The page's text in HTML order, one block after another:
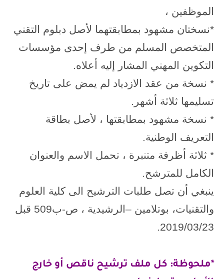
الموظفين ،
*نسختان مشهود بمطابقتهما لأصل دبلوم التقني
المتخصص المسلم من طرف إحدى مؤسسات
التكوين المهني المشار إليه أعلاه.
* نسخة من عقد الازدياد لم يمض على تاريخ
تسليمها ثلاثة أشهر.
* نسخة مشهود بمطابقتها ، لأصل بطاقة
التعريف الوطنية.
* ثلاثة أظرفة متنبرة ، تحمل الاسم والعنوان
الكامل للمترشح.
ينبغي أن تصل طلبات الترشيح الى كلية العلوم
والتقنيات، بوتلامين –الرشيدية ، ص-ب509 قبل
2019/03/23.
*ملحوظة: كل ملف ترشيح ناقص أو خارج